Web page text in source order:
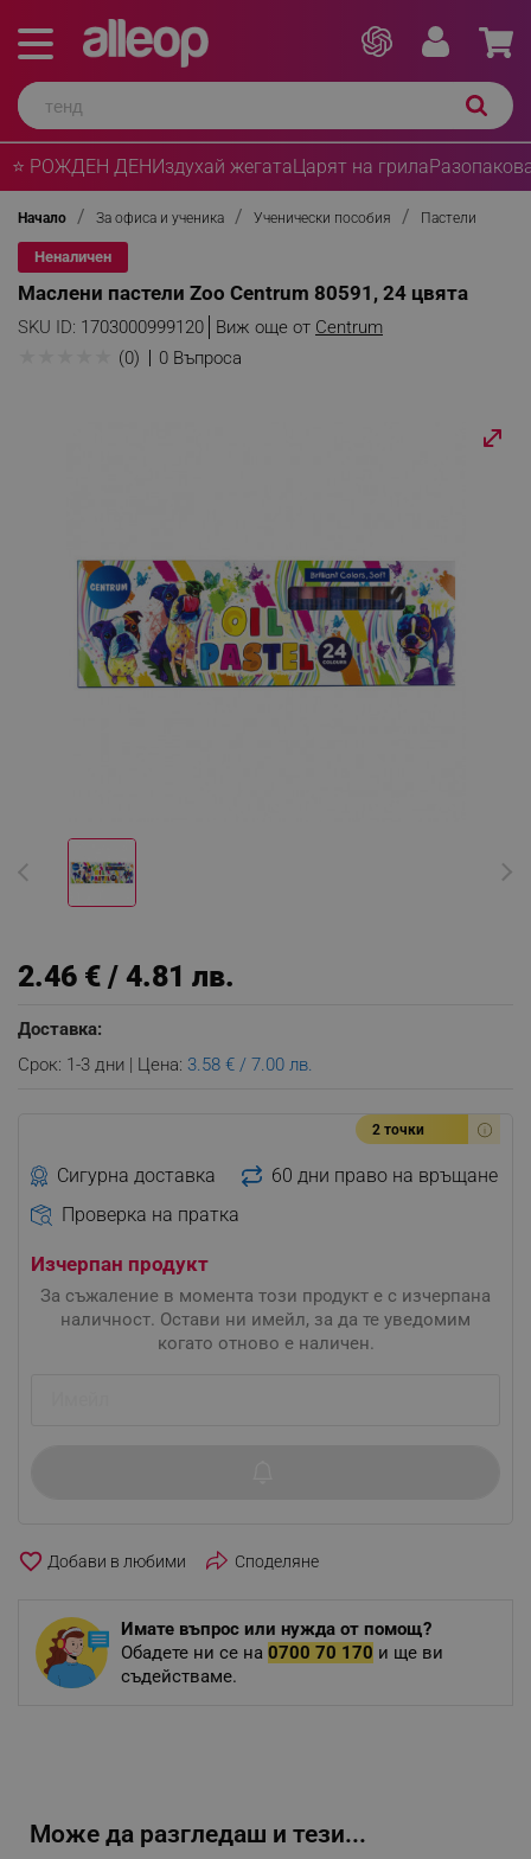
⭐ РОЖДЕН ДЕНИздухай жегатаЦарят на грила
Начало За офиса и ученика Ученически пособия Пастели
Неналичен
Маслени пастели Zoo Centrum 80591, 24 цвята
SKU ID: 1703000999120 Виж още от Centrum
(0) 0 Въпроса
2.46 € / 4.81 лв.
Доставка:
Срок: 1-3 дни | Цена: 3.58 € / 7.00 лв.
2 точки
Сигурна доставка
60 дни право на връщане
Проверка на пратка
Изчерпан продукт
За съжаление в момента този продукт е с изчерпана
наличност. Остави ни имейл, за да те уведомим
когато отново е наличен.
favorite_border Споделяне
Имате въпрос или нужда от помощ?
Обадете ни се на 0700 70 170 и ще ви
съдействаме.
Може да разгледаш и тези...